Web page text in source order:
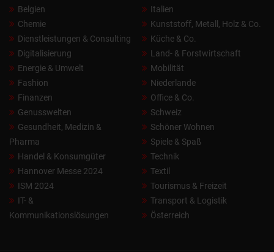
Belgien
Chemie
Dienstleistungen & Consulting
Digitalisierung
Energie & Umwelt
Fashion
Finanzen
Genusswelten
Gesundheit, Medizin &
Pharma
Handel & Konsumgüter
Hannover Messe 2024
ISM 2024
IT- &
Kommunikationslösungen
Italien
Kunststoff, Metall, Holz & Co.
Küche & Co.
Land- & Forstwirtschaft
Mobilität
Niederlande
Office & Co.
Schweiz
Schöner Wohnen
Spiele & Spaß
Technik
Textil
Tourismus & Freizeit
Transport & Logistik
Österreich